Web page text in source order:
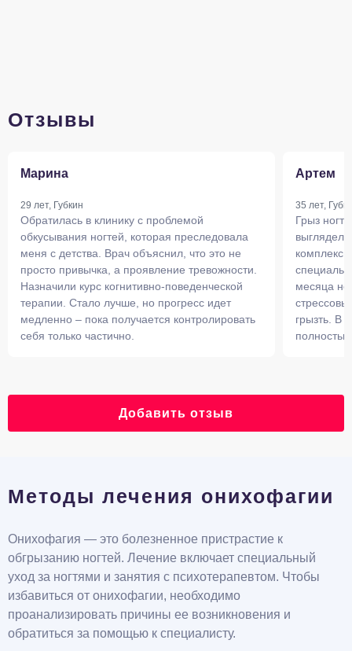
Отзывы
Марина
29 лет, Губкин
Обратилась в клинику с проблемой
обкусывания ногтей, которая преследовала
меня с детства. Врач объяснил, что это не
просто привычка, а проявление тревожности.
Назначили курс когнитивно-поведенческой
терапии. Стало лучше, но прогресс идет
медленно – пока получается контролировать
себя только частично.
Артем
35 лет,
Грыз
месяца
грызть. В
Добавить отзыв
Методы лечения онихофагии
Онихофагия — это болезненное пристрастие к
обгрызанию ногтей. Лечение включает специальный
уход за ногтями и занятия с психотерапевтом. Чтобы
избавиться от онихофагии, необходимо
проанализировать причины ее возникновения и
обратиться за помощью к специалисту.